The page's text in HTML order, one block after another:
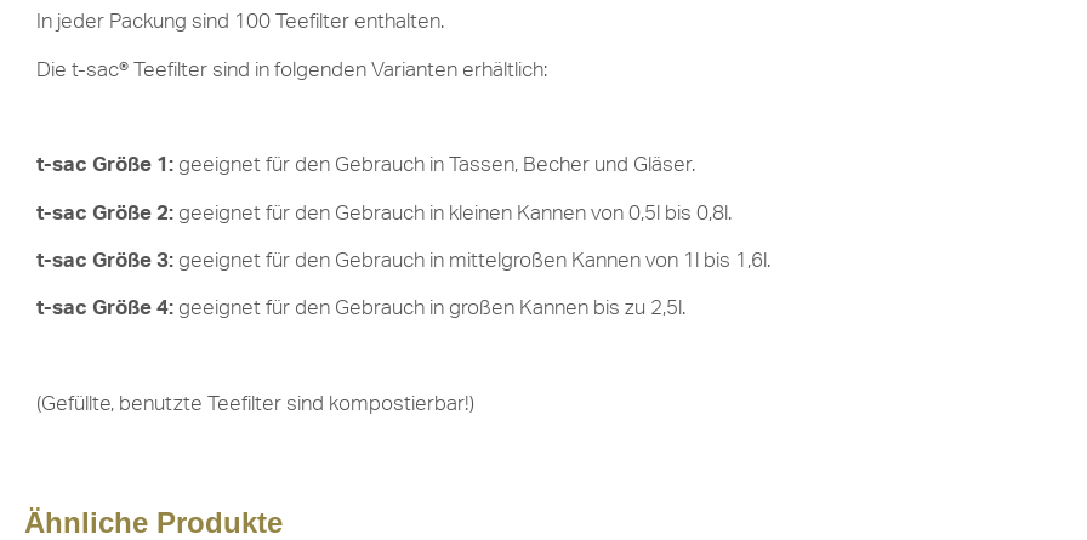
In jeder Packung sind 100 Teefilter enthalten.
Die t-sac® Teefilter sind in folgenden Varianten erhältlich:
t-sac Größe 1: geeignet für den Gebrauch in Tassen, Becher und Gläser.
t-sac Größe 2: geeignet für den Gebrauch in kleinen Kannen von 0,5l bis 0,8l.
t-sac Größe 3: geeignet für den Gebrauch in mittelgroßen Kannen von 1l bis 1,6l.
t-sac Größe 4: geeignet für den Gebrauch in großen Kannen bis zu 2,5l.
(Gefüllte, benutzte Teefilter sind kompostierbar!)
Ähnliche Produkte